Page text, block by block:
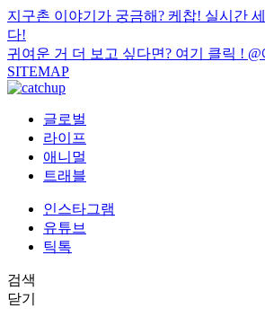
지구촌 이야기가 궁금해? 케찹! 실시간
다!
귀여운 거 더 보고 싶다면? 여기 클릭 !
SITEMAP
글로벌
라이프
애니멀
트래블
인스타그램
유튜브
틱톡
검색
닫기